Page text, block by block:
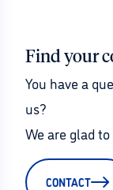
Find your
You have a
us?
We are glad
CONTACT